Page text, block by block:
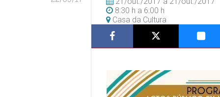
8:30 h a 6:00 h
Casa da Cultura